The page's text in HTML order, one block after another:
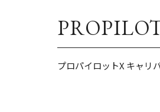
プロパイロットX キャリ